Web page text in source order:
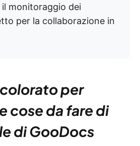
monitoraggio dei
per la collaborazione in
per
cose da fare di
di GooDocs